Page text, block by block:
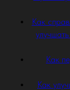
Как
Как
Как